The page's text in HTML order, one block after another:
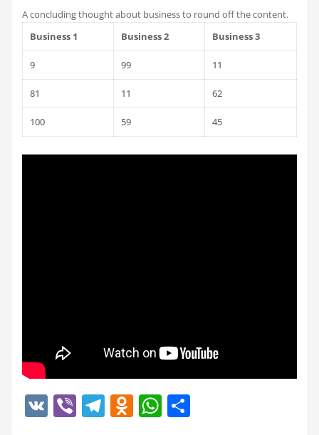
A concluding thought about business to round off the content.
Business 1
Business 2 Business 3
9 99 11
81 11 62
100 59 45
VK ViberTelegram
Odnoklassniki
WhatsApp